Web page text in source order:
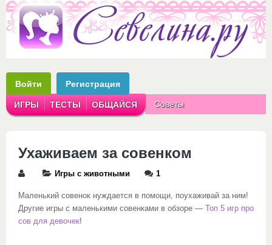
Войти Регистрация
ИГРЫ ТЕСТЫ ОБЩАЙСЯ Советы
Ухаживаем за совенком
Игры с животными 1
Маленький совенок нуждается в помощи, поухаживай за ним!
Другие игры с маленькими совенками в обзоре —
Топ 5 игр про
сов для девочек!